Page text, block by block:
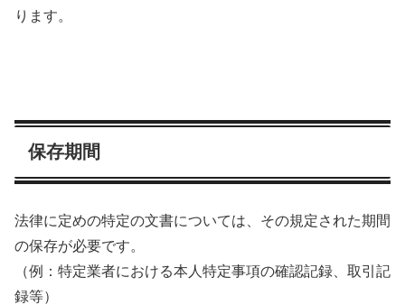
ります。
保存期間
法律に定めの特定の文書については、その規定された期間
の保存が必要です。
（例：特定業者における本人特定事項の確認記録、取引記
録等）